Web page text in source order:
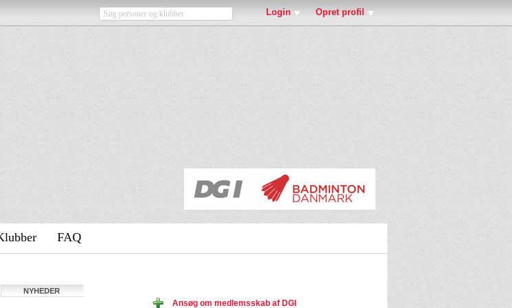
Login Opret profil
FAQ
NYHEDER
Ansøg om medlemsskab af DGI